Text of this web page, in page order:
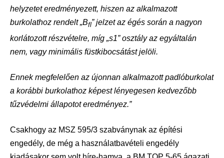
helyzetet eredményezett, hiszen az alkalmazott
burkolathoz rendelt „Bfl” jelzet az égés során a nagyon
korlátozott részvételre, míg „s1” osztály az egyáltalán
nem, vagy minimális füstkibocsátást jelöli.
Ennek megfelelően az újonnan alkalmazott padlóburkolat
a korábbi burkolathoz képest lényegesen kedvezőbb
tűzvédelmi állapotot eredményez.”
Csakhogy az MSZ 595/3 szabványnak az építési
engedély, de még a használatbavételi engedély